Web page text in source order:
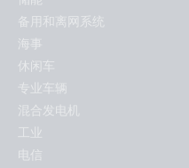
备用和离网系统
海事
休闲车
专业车辆
混合发电机
工业
电信